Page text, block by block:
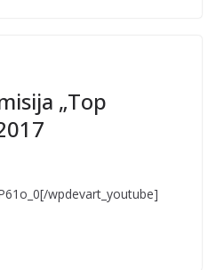
„Top
wpdevart_youtube]